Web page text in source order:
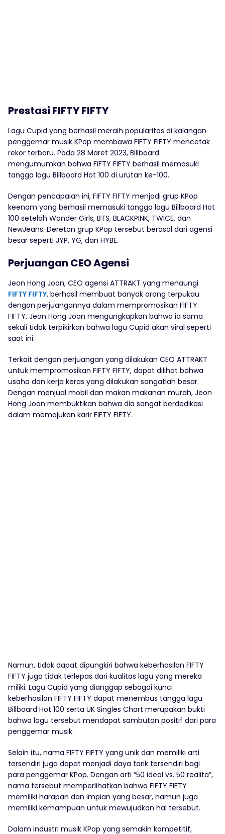
Prestasi FIFTY FIFTY
Lagu Cupid yang berhasil meraih popularitas di kalangan
penggemar musik KPop membawa FIFTY FIFTY mencetak
rekor terbaru. Pada 28 Maret 2023, Billboard
mengumumkan bahwa FIFTY FIFTY berhasil memasuki
tangga lagu Billboard Hot 100 di urutan ke-100.
Dengan pencapaian ini, FIFTY FIFTY menjadi grup KPop
keenam yang berhasil memasuki tangga lagu Billboard Hot
100 setelah Wonder Girls, BTS, BLACKPINK, TWICE, dan
NewJeans. Deretan grup KPop tersebut berasal dari agensi
besar seperti JYP, YG, dan HYBE.
Perjuangan CEO Agensi
Jeon Hong Joon, CEO agensi ATTRAKT yang menaungi
FIFTY FIFTY, berhasil membuat banyak orang terpukau
dengan perjuangannya dalam mempromosikan FIFTY
FIFTY. Jeon Hong Joon mengungkapkan bahwa ia sama
sekali tidak terpikirkan bahwa lagu Cupid akan viral seperti
saat ini.
Terkait dengan perjuangan yang dilakukan CEO ATTRAKT
untuk mempromosikan FIFTY FIFTY, dapat dilihat bahwa
usaha dan kerja keras yang dilakukan sangatlah besar.
Dengan menjual mobil dan makan makanan murah, Jeon
Hong Joon membuktikan bahwa dia sangat berdedikasi
dalam memajukan karir FIFTY FIFTY.
Namun, tidak dapat dipungkiri bahwa keberhasilan FIFTY
FIFTY juga tidak terlepas dari kualitas lagu yang mereka
miliki. Lagu Cupid yang dianggap sebagai kunci
keberhasilan FIFTY FIFTY dapat menembus tangga lagu
Billboard Hot 100 serta UK Singles Chart merupakan bukti
bahwa lagu tersebut mendapat sambutan positif dari para
penggemar musik.
Selain itu, nama FIFTY FIFTY yang unik dan memiliki arti
tersendiri juga dapat menjadi daya tarik tersendiri bagi
para penggemar KPop. Dengan arti “50 ideal vs. 50 realita”,
nama tersebut memperlihatkan bahwa FIFTY FIFTY
memiliki harapan dan impian yang besar, namun juga
memiliki kemampuan untuk mewujudkan hal tersebut.
Dalam industri musik KPop yang semakin kompetitif,